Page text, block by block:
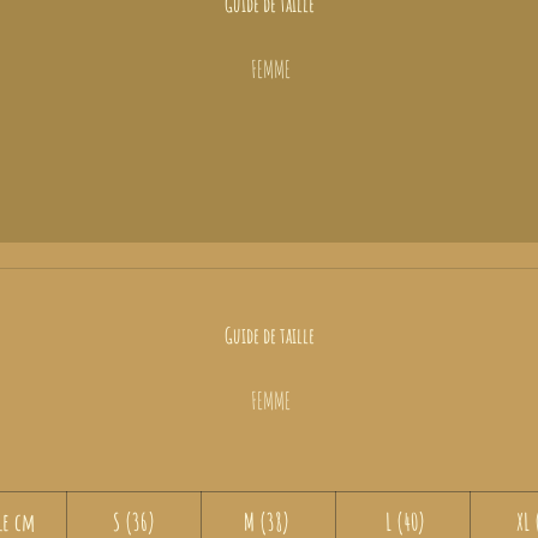
FEMME
Guide de taille
FEMME
cm S (36) M (38) L (40)